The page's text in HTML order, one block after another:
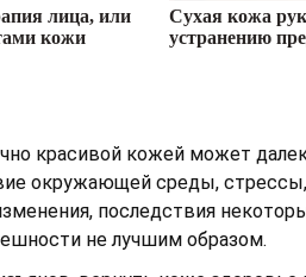
лица, или
кожи
Сухая кожа
устранению
красивой кожей может
окружающей среды,
последствия
не лучшим образом.